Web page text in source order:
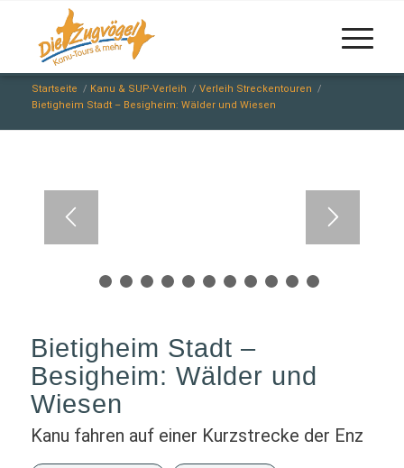
Startseite / Kanu & SUP-Verleih / Verleih Streckentouren /
Bietigheim Stadt – Besigheim: Wälder und Wiesen
Bietigheim Stadt –
Besigheim: Wälder und
Wiesen
Kanu fahren auf einer Kurzstrecke der Enz